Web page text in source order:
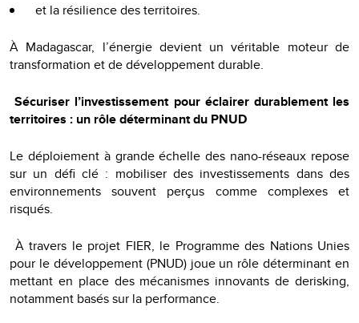
et la résilience des territoires.
À Madagascar, l’énergie devient un véritable moteur de
transformation et de développement durable.
Sécuriser l’investissement pour éclairer durablement les
territoires : un rôle déterminant du PNUD
Le déploiement à grande échelle des nano-réseaux repose
sur un défi clé : mobiliser des investissements dans des
environnements souvent perçus comme complexes et
risqués.
À travers le projet FIER, le Programme des Nations Unies
pour le développement (PNUD) joue un rôle déterminant en
mettant en place des mécanismes innovants de derisking,
notamment basés sur la performance.